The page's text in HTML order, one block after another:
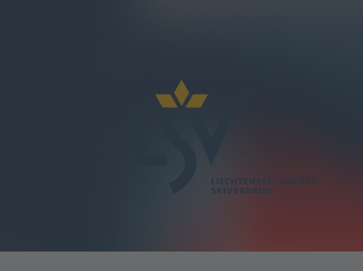
Voralpencup Flumserberg